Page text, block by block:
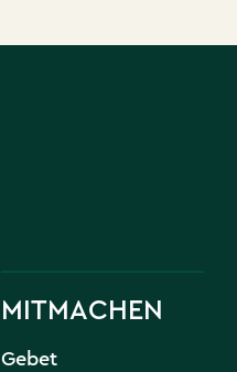
MITMACHEN
Gebet